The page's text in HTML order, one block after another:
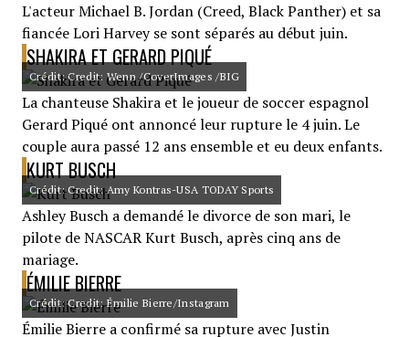
L'acteur Michael B. Jordan (Creed, Black Panther) et sa
fiancée Lori Harvey se sont séparés au début juin.
SHAKIRA ET GERARD PIQUÉ
Crédit: Credit: Wenn /CoverImages /BIG
La chanteuse Shakira et le joueur de soccer espagnol
Gerard Piqué ont annoncé leur rupture le 4 juin. Le
couple aura passé 12 ans ensemble et eu deux enfants.
KURT BUSCH
Crédit: Credit: Amy Kontras-USA TODAY Sports
Ashley Busch a demandé le divorce de son mari, le
pilote de NASCAR Kurt Busch, après cinq ans de
mariage.
ÉMILIE BIERRE
Crédit: Credit: Émilie Bierre/Instagram
Émilie Bierre a confirmé sa rupture avec Justin